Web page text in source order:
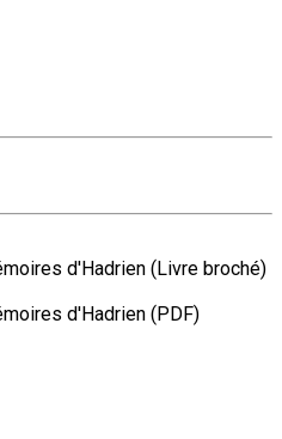
d'Hadrien (Livre broché)
d'Hadrien (PDF)